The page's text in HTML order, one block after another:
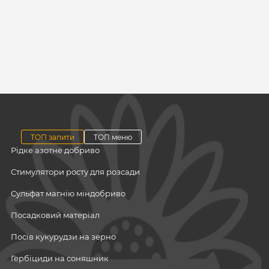
ТОП запити ТОП меню
Рідке азотне добриво
Стимулятори росту для розсади
Сульфат магнію міндобриво
Посадковий матеріал
Посів кукурудзи на зерно
Гербіциди на соняшник